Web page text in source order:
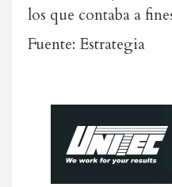
los que contaba a
Fuente: Estrategia